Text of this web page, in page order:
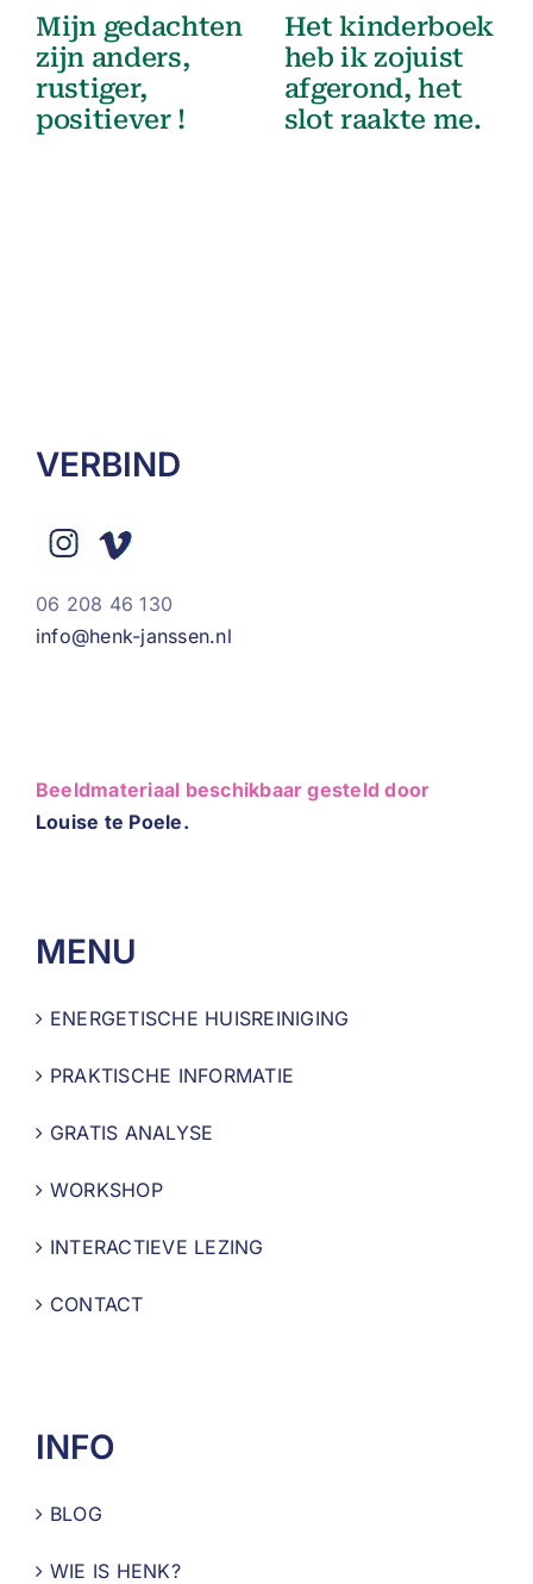
Mijn gedachten
zijn anders,
rustiger,
positiever !
Het kinderboek
heb ik zojuist
afgerond, het
slot raakte me.
VERBIND
06 208 46 130
info@henk-janssen.nl
Beeldmateriaal beschikbaar gesteld door
Louise te Poele.
MENU
ENERGETISCHE HUISREINIGING
PRAKTISCHE INFORMATIE
GRATIS ANALYSE
WORKSHOP
INTERACTIEVE LEZING
CONTACT
INFO
BLOG
WIE IS HENK?